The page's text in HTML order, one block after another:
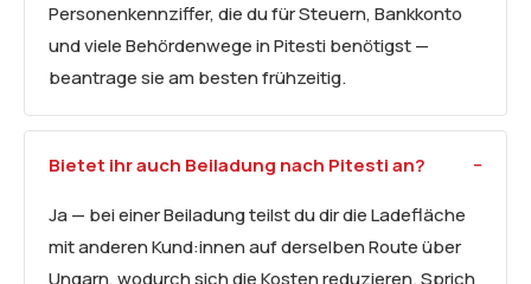
Personenkennziffer, die du für Steuern, Bankkonto
und viele Behördenwege in Pitesti benötigst —
beantrage sie am besten frühzeitig.
Bietet ihr auch Beiladung nach Pitesti an?
Ja — bei einer Beiladung teilst du dir die Ladefläche
mit anderen Kund:innen auf derselben Route über
Ungarn, wodurch sich die Kosten reduzieren. Sprich